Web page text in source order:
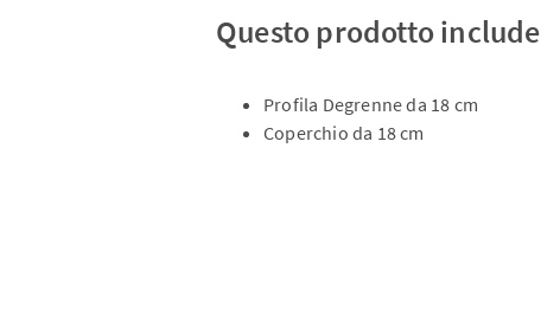
Questo prodotto include
Profila Degrenne da 18 cm
Coperchio da 18 cm